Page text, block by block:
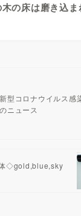
の床は磨き込ま
新型コロナウイルス
のニュース
体◇gold,blue,sky